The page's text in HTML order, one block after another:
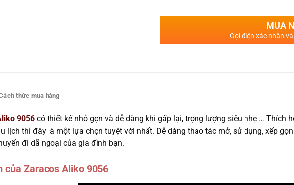
MUA
Gọi điện xác nhận
thức mua hàng
9056 có thiết kế nhỏ gọn và dễ dàng khi gấp lại, trọng lượng siêu nhẹ … Thích
lịch thì đây là một lựa chọn tuyệt vời nhất. Dễ dàng thao tác mở, sử dụng, xếp
đi dã ngoại của gia đình bạn.
của Zaracos Aliko 9056